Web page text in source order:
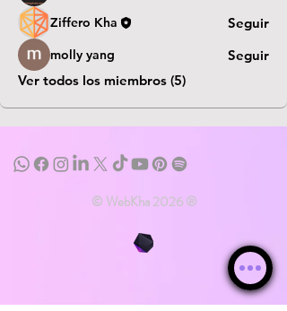
Ziffero Kha Seguir
molly yang
Seguir
Ver todos los miembros (5)
© WebKha 2026 ®